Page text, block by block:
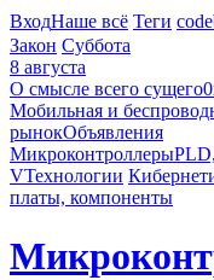
ВходНаше всё Теги
Закон Суббота
8 августа
О смысле всего сущего
Мобильная и
рынокОбъявления
Микроконтроллеры
VТехнологии
платы, компоненты